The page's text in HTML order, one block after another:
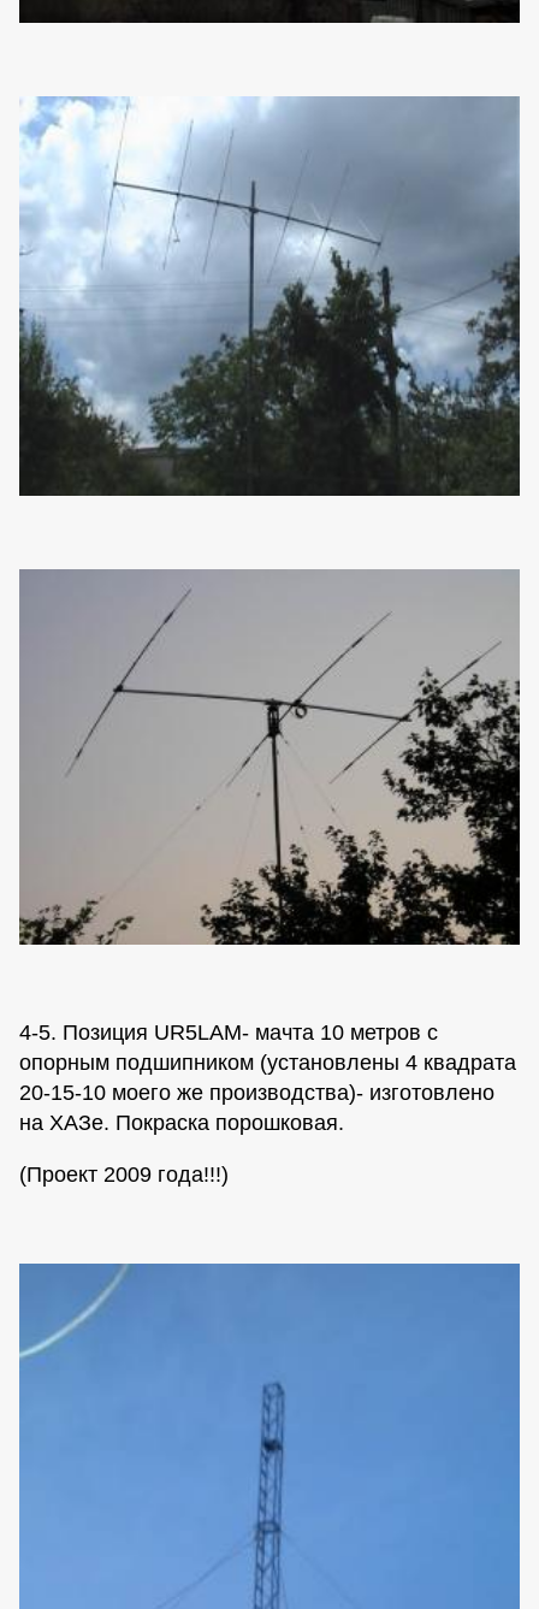
4-5. Позиция UR5LAM- мачта 10 метров с
опорным подшипником (установлены 4 квадрата
20-15-10 моего же производства)- изготовлено
на ХАЗе. Покраска порошковая.
(Проект 2009 года!!!)